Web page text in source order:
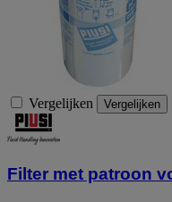
Vergelijken Vergelijken
Filter met patroon